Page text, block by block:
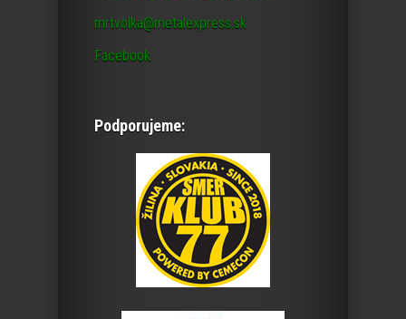
mrtvolka@metalexpress.sk
Facebook
Podporujeme: